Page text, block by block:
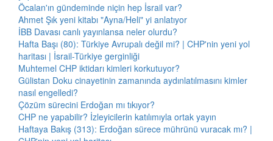
Öcalan'ın gündeminde niçin hep İsrail var?
Ahmet Şık yeni kitabı "Ayna/Heli" yi anlatıyor
İBB Davası canlı yayınlansa neler olurdu?
Hafta Başı (80): Türkiye Avrupalı değil mi? | CHP'nin yeni yol
haritası | İsrail-Türkiye gerginliği
Muhtemel CHP iktidarı kimleri korkutuyor?
Gülistan Doku cinayetinin zamanında aydınlatılmasını kimler
nasıl engelledi?
Çözüm sürecini Erdoğan mı tıkıyor?
CHP ne yapabilir? İzleyicilerin katılımıyla ortak yayın
Haftaya Bakış (313): Erdoğan sürece mührünü vuracak mı? |